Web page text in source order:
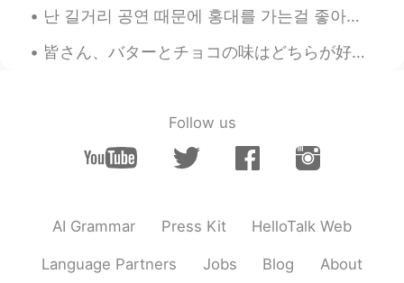
난 길거리 공연 때문에 홍대를 가는걸 좋아해. 서울에서 버스킹은 매우 유명하거든. 근데 그거에 대한 관련 법이나 규제가 있는지 모르겠네 🤔 싱가폴에서의 버스킹은 우선 면허를...
皆さん、バターとチョコの味はどちらが好き？🤩 これは私の朝食の数日前の写真です。前にこの熊のクッキーはモーメントを投稿しました。でも、ポストの中にバターの味を買っただけです。それから、今回はバ...
Follow us
AI Grammar Press Kit HelloTalk Web
Language Partners Jobs Blog About